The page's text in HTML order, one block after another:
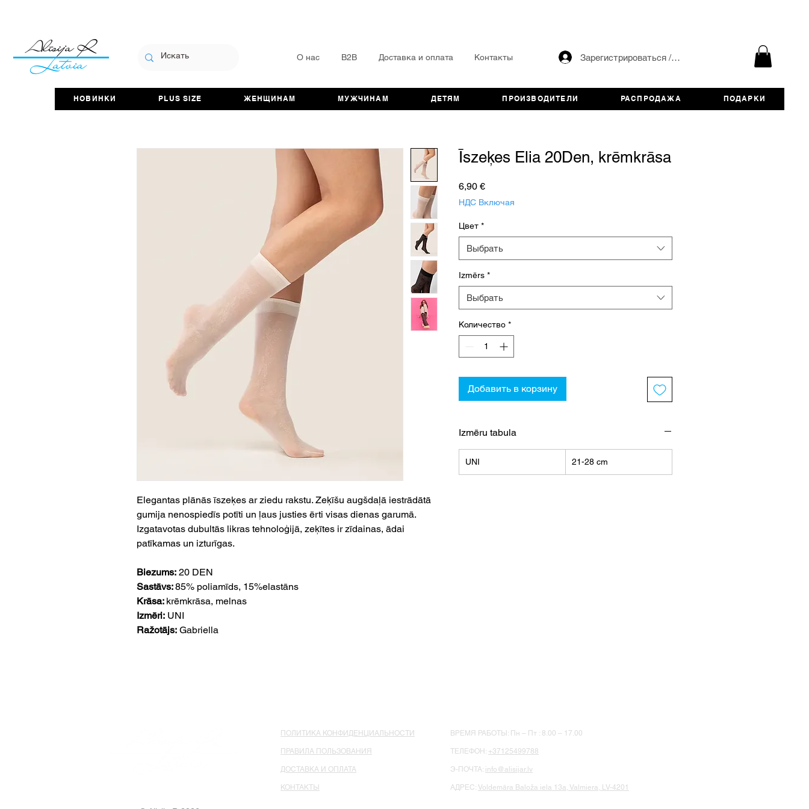
О нас B2B Доставка и оплата Контакты Зарегистрироваться / авторизоваться
НОВИНКИ PLUS SIZE ЖЕНЩИНАМ МУЖЧИНАМ ДЕТЯМ ПРОИЗВОДИТЕЛИ РАСПРОДАЖА ПОДАРКИ
Elegantas plānās īszeķes ar ziedu rakstu. Zeķīšu augšdaļā iestrādātā
gumija nenospiedīs potīti un ļaus justies ērti visas dienas garumā.
Izgatavotas dubultās likras tehnoloģijā, zeķītes ir zīdainas, ādai
patīkamas un izturīgas.
Biezums: 20 DEN
Sastāvs:85% poliamīds, 15%elastāns
Krāsa: krēmkrāsa, melnas
Izmēri: UNI
Ražotājs: Gabriella
Īszeķes Elia 20Den, krēmkrāsa
6,90 €Цена
НДС Включая
Цвет *
Выбрать
Izmērs *
Выбрать
Количество *
Добавить в корзину
Izmēru tabula
UNI 21-28 cm
ПОЛИТИКА КОНФИДЕНЦИАЛЬНОСТИ
ПРАВИЛА ПОЛЬЗОВАНИЯ
ДОСТАВКА И ОПЛАТА
КОНТАКТЫ
ВРЕМЯ РАБОТЫ: Пн – Пт : 8.00 – 17.00
ТЕЛЕФОН: +37125499788
Э-ПОЧТА: info@alisijar.lv
АДРЕС: Voldemāra Baloža iela 13a, Valmiera, LV-4201